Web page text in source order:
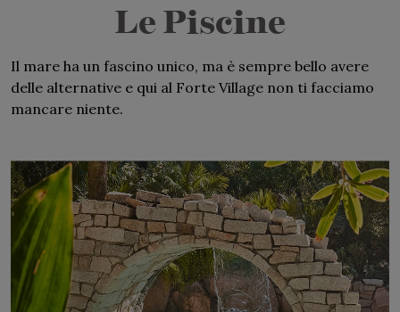
Le Piscine
Il mare ha un fascino unico, ma è sempre bello avere
delle alternative e qui al Forte Village non ti facciamo
mancare niente.